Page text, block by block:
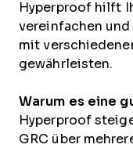
Hyperproof hilft
vereinfachen
mit
gewährleisten.
Warum es eine
Hyperproof
GRC über